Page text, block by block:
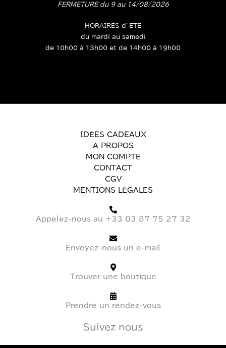
FERMETURE du 9 au 14/08/2026
HORAIRES d’ETE
du mardi au samedi
de 10h00 à 13h00 et de 14h00 à 19h00
IDÉES CADEAUX
A PROPOS
MON COMPTE
CONTACT
CGV
MENTIONS LÉGALES
Appelez-nous au +33 03 87 75 27 32
Envoyez-nous un e-mail
Trouver une boutique
Prendre un rendez-vous
Suivez nous